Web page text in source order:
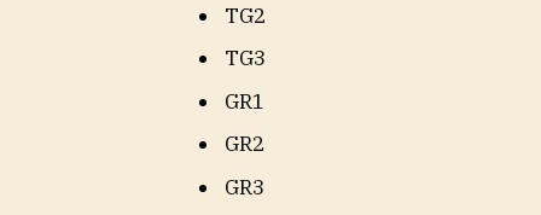
TG2
TG3
GR1
GR2
GR3